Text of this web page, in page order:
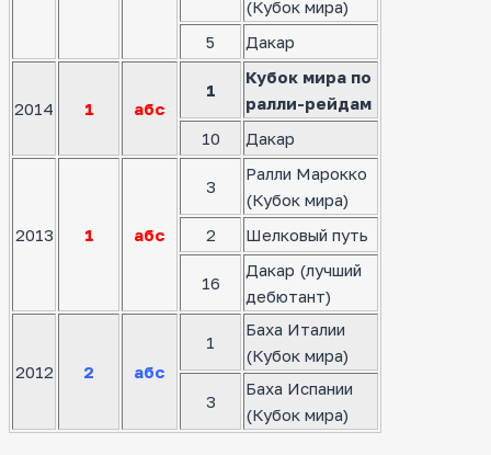
(Кубок мира)
5
Дакар
2014 1 абс
1
Кубок мира по
ралли-рейдам
10
Дакар
2013 1 абс
3
Ралли Марокко
(Кубок мира)
2
Шелковый путь
16
Дакар (лучший
дебютант)
2012 2 абс
1
Баха Италии
(Кубок мира)
3
Баха Испании
(Кубок мира)